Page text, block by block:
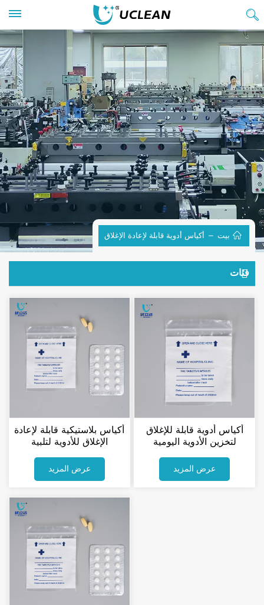
بيت أكياس أدوية قابلة لإعادة الإغلاق
فئات
أكياس بلاستيكية قابلة لإعادة
الإغلاق للأدوية لتلبية
احتياجات الصيدليات
عرض المزيد
أكياس أدوية قابلة للإغلاق
لتخزين الأدوية اليومية
عرض المزيد